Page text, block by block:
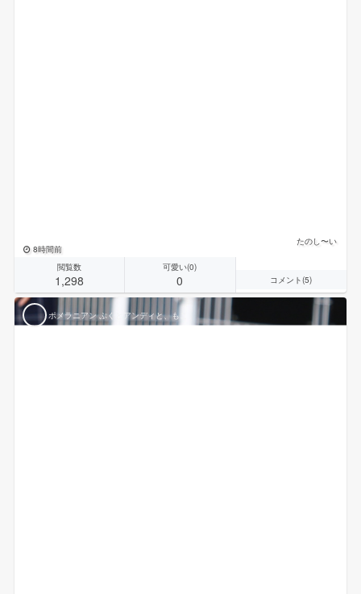
8時間前
たのし〜い
閲覧数
1,298
可愛い(0)
0 コメント(5)
ポメラニアン ぷくとアンディと、もこ